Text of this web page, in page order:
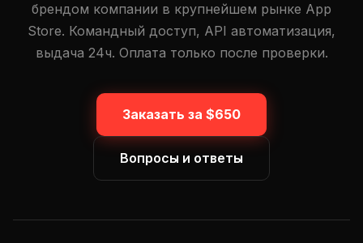
брендом компании в крупнейшем рынке App
Store. Командный доступ, API автоматизация,
выдача 24ч. Оплата только после проверки.
Заказать за $650
Вопросы и ответы